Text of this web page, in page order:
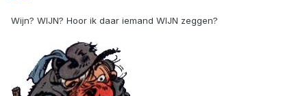
Wijn? WIJN? Hoor ik daar iemand WIJN zeggen?